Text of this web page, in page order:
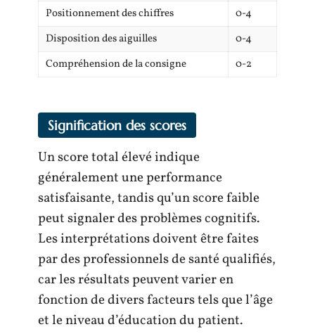
Positionnement des chiffres
0-4
Disposition des aiguilles
0-4
Compréhension de la consigne
0-2
Signification des scores
Un score total élevé indique
généralement une performance
satisfaisante, tandis qu’un score faible
peut signaler des problèmes cognitifs.
Les interprétations doivent être faites
par des professionnels de santé qualifiés,
car les résultats peuvent varier en
fonction de divers facteurs tels que l’âge
et le niveau d’éducation du patient.